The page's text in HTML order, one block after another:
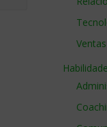
Ventas